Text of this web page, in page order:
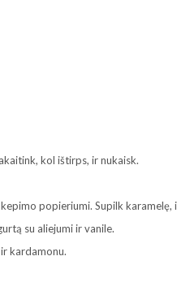
kol ištirps, ir nukaisk.
popieriumi. Supilk karamelę,
su aliejumi ir vanile.
kardamonu.